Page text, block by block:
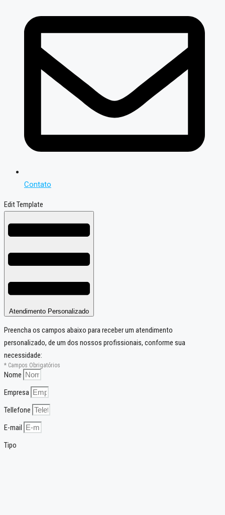
Contato
Edit Template
Atendimento Personalizado
Preencha os campos abaixo para receber um atendimento
personalizado, de um dos nossos profissionais, conforme sua
necessidade:
* Campos Obrigatórios
Nome
Empresa
Tellefone
E-mail
Tipo